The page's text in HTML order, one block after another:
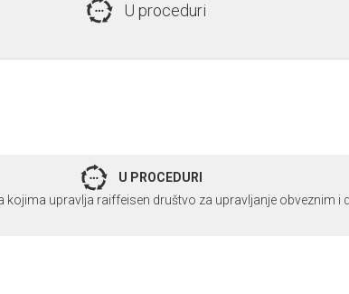
U proceduri
U PROCEDURI
kojima upravlja raiffeisen društvo za upravljanje obveznim